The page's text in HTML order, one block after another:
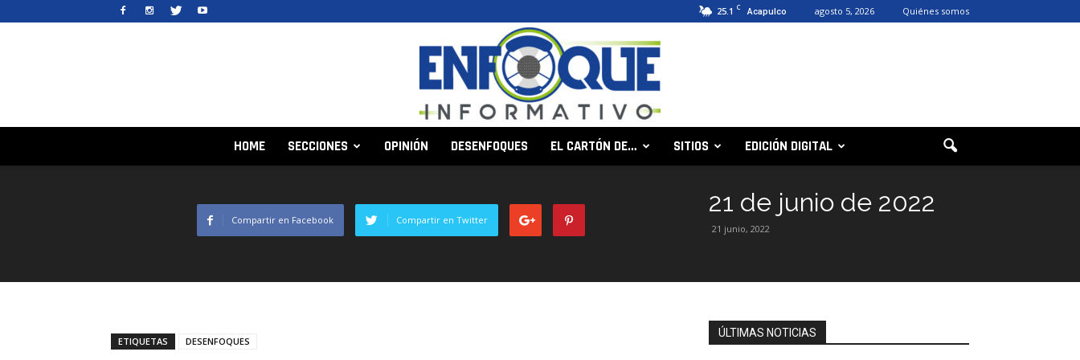
25.1 C Acapulco agosto 5, 2026 Quiénes somos
Informativo
HOME SECCIONES OPINIÓN DESENFOQUES EL CARTÓN DE… SITIOS EDICIÓN DIGITAL
21 de junio de 2022
21 junio, 2022
Compartir en Facebook Compartir en Twitter
ETIQUETAS DESENFOQUES
ÚLTIMAS NOTICIAS